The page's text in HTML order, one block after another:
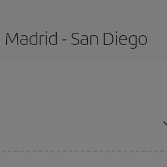
- San Diego